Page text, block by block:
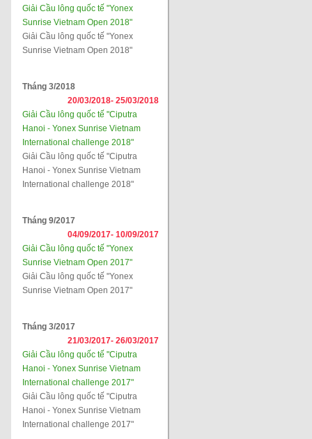
Giải Cầu lông quốc tế "Yonex
Sunrise Vietnam Open 2018"
Giải Cầu lông quốc tế "Yonex
Sunrise Vietnam Open 2018"
Tháng 3/2018
20/03/2018- 25/03/2018
Giải Cầu lông quốc tế "Ciputra
Hanoi - Yonex Sunrise Vietnam
International challenge 2018"
Giải Cầu lông quốc tế "Ciputra
Hanoi - Yonex Sunrise Vietnam
International challenge 2018"
Tháng 9/2017
04/09/2017- 10/09/2017
Giải Cầu lông quốc tế "Yonex
Sunrise Vietnam Open 2017"
Giải Cầu lông quốc tế "Yonex
Sunrise Vietnam Open 2017"
Tháng 3/2017
21/03/2017- 26/03/2017
Giải Cầu lông quốc tế "Ciputra
Hanoi - Yonex Sunrise Vietnam
International challenge 2017"
Giải Cầu lông quốc tế "Ciputra
Hanoi - Yonex Sunrise Vietnam
International challenge 2017"